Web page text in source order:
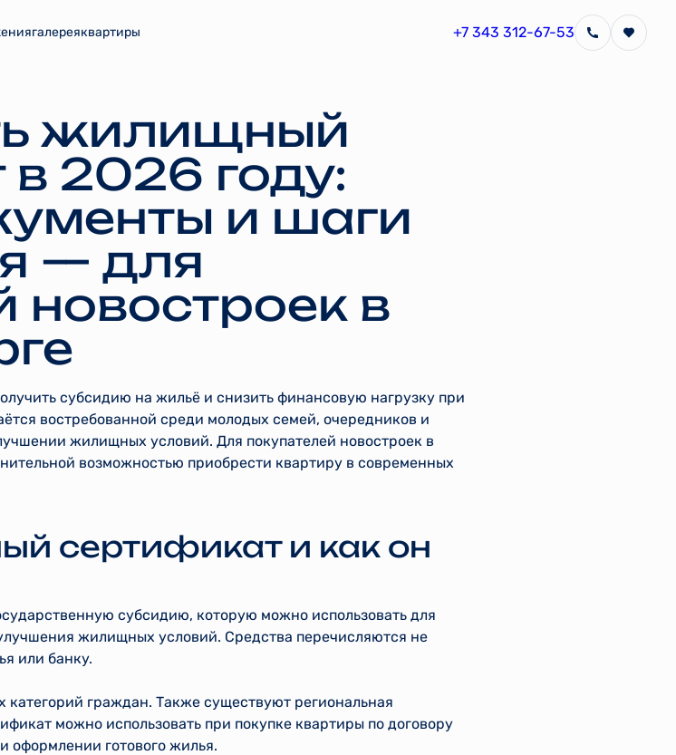
галереяквартиры +7 343 312-67-53
жилищный
2026 году:
и шаги
— для
новостроек в
субсидию на жильё и снизить финансовую нагрузку при
востребованной среди молодых семей, очередников и
жилищных условий. Для покупателей новостроек в
возможностью приобрести квартиру в современных
сертификат и как он
субсидию, которую можно использовать для
жилищных условий. Средства перечисляются не
или банку.
граждан. Также существуют региональная
можно использовать при покупке квартиры по договору
оформлении готового жилья.